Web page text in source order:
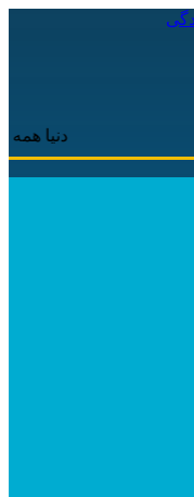
دنیا همه هیچ